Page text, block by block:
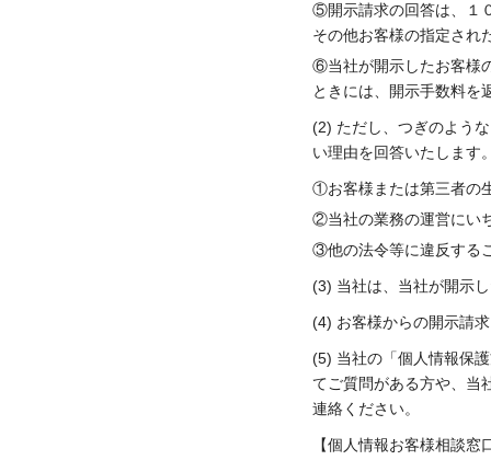
⑤開示請求の回答は、１
その他お客様の指定され
⑥当社が開示したお客様
ときには、開示手数料を
(2) ただし、つぎのよう
い理由を回答いたします
①お客様または第三者の
②当社の業務の運営にい
③他の法令等に違反する
(3) 当社は、当社が開示
(4) お客様からの開示請
(5) 当社の「個人情報保
てご質問がある方や、当
連絡ください。
【個人情報お客様相談窓